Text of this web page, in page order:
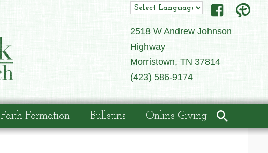
2518 W Andrew Johnson
Highway
Morristown, TN 37814
(423) 586-9174
Faith Formation Bulletins Online Giving